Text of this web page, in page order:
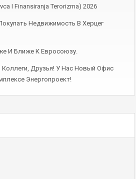
I Finansiranja Terorizma) 2026
Недвижимость В Херцег
И Ближе К Евросоюзу.
Друзья! У Нас Новый Офис
Энергопроект!